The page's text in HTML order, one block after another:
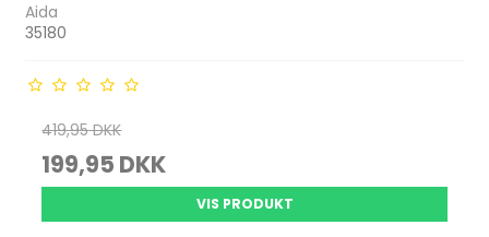
Aida
35180
419,95 DKK
199,95 DKK
VIS PRODUKT